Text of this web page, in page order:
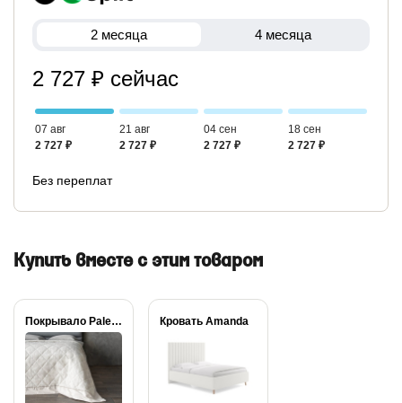
2 месяца 4 месяца
2 727 ₽ сейчас
07 авг
2 727 ₽
21 авг
2 727 ₽
04 сен
2 727 ₽
18 сен
2 727 ₽
Без переплат
Купить вместе с этим товаром
Покрывало Palermo льняное Кровать Amanda